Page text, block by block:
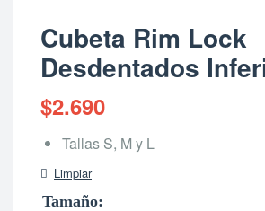
Cubeta Rim Lock
Desdentados
$2.690
Tallas S, M y L
Tamaño
Limpiar